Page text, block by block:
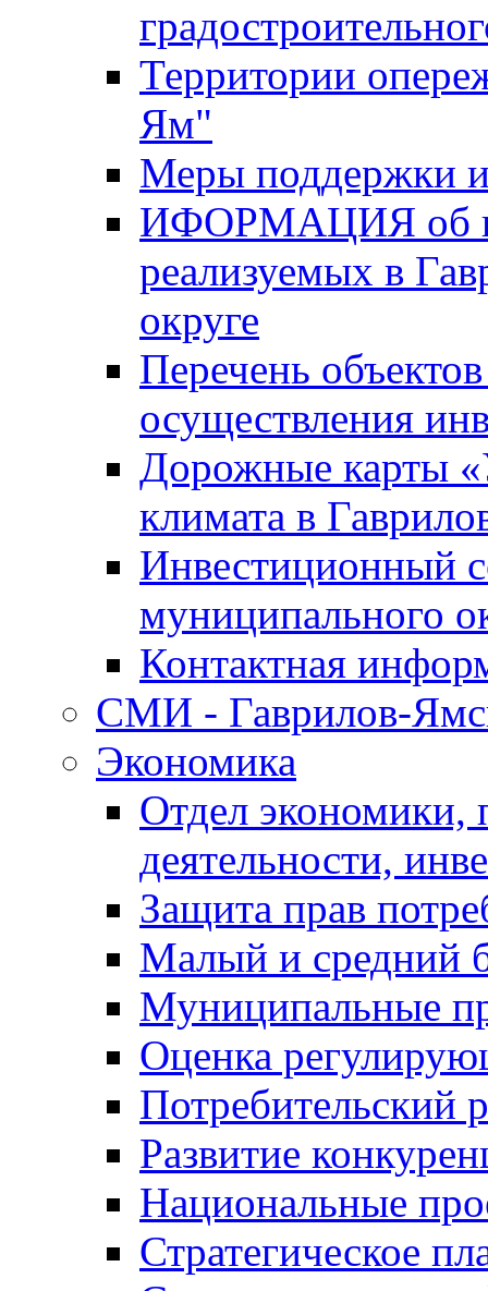
Территории
Ям"
Меры поддержки
ИФОРМАЦИЯ об
реализуемых в
округе
Перечень
осуществления
Дорожные карты
климата в
Инвестиционный
муниципального
Контактная
СМИ - Гаврилов-
Экономика
Отдел экономики,
деятельности,
Защита прав
Малый и средний
Муниципальные
Оценка
Потребительский
Развитие
Национальные
Стратегическое